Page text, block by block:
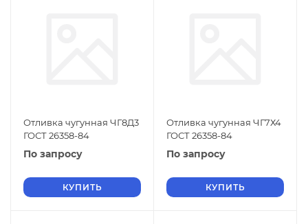
Отливка чугунная ЧГ8Д3
ГОСТ 26358-84
По запросу
КУПИТЬ
Отливка чугунная ЧГ7Х4
ГОСТ 26358-84
По запросу
КУПИТЬ